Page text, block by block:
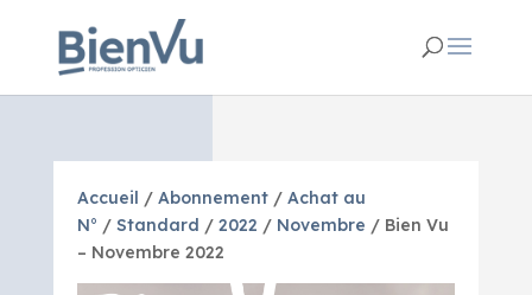
Accueil / Abonnement/ Achat au
N° / Standard / 2022 / Novembre / Bien Vu
– Novembre 2022